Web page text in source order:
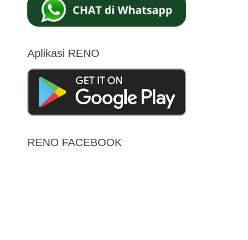
Aplikasi RENO
RENO FACEBOOK